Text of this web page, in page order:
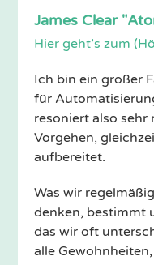
James Clear
Hier geht’s zum
Ich bin ein großer
für
resoniert also sehr
Vorgehen,
aufbereitet.
Was wir
denken, bestimmt
das wir oft
alle